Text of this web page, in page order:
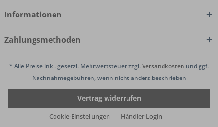
Informationen
Zahlungsmethoden
* Alle Preise inkl. gesetzl. Mehrwertsteuer zzgl.Versandkosten und ggf.
Nachnahmegebühren, wenn nicht anders beschrieben
Vertrag widerrufen
Cookie-Einstellungen
Händler-Login